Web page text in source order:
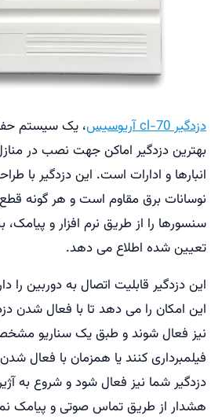
دزدگیر cl-70 آریوسیس
، یک سیستم
بهترین دزدگیر اماکن جهت نصب در منازل
انبارها و ادارات است. این دزدگیر با
نوسانات برق مقاوم است و هر گونه
سنسور‌ها را از طریق نرم افزار و پیامک،
تعیین شده اطلاع می دهد.
این دزدگیر قابلیت اتصال به دوربین را
این امکان را می دهد تا با فعال شدن
نیز فعال شوند و طبق یک سناریو
فیلمبرداری کنند یا همزمان با فعال
دزدگیر شما نیز فعال شود و شروع به
هشدار از طریق تماس صوتی و پیامک